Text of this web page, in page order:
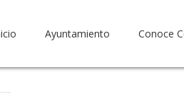
Ayuntamiento Conoce